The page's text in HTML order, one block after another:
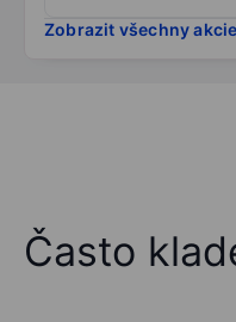
Zobrazit všechny akcie
Často